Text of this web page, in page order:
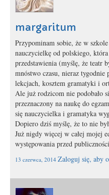
margaritum
Przypominam sobie, że w
nauczycielkę od polskiego,
przedstawienia (myślę, że teatr
mnóstwo czasu, nieraz tygodnie
lekcjach, kosztem gramatyki i
Ale już rodzicom nie podobało
przeznaczony na naukę do
się nauczycielka i gramatyka
Dopiero dziś myślę, że to nie
Już nigdy więcej w całej mojej
występowania przed
13 czerwca, 2014 Zaloguj się, aby